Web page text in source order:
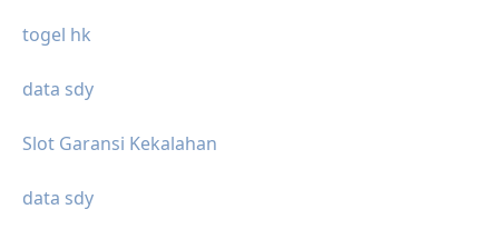
togel hk
data sdy
Slot Garansi Kekalahan
data sdy